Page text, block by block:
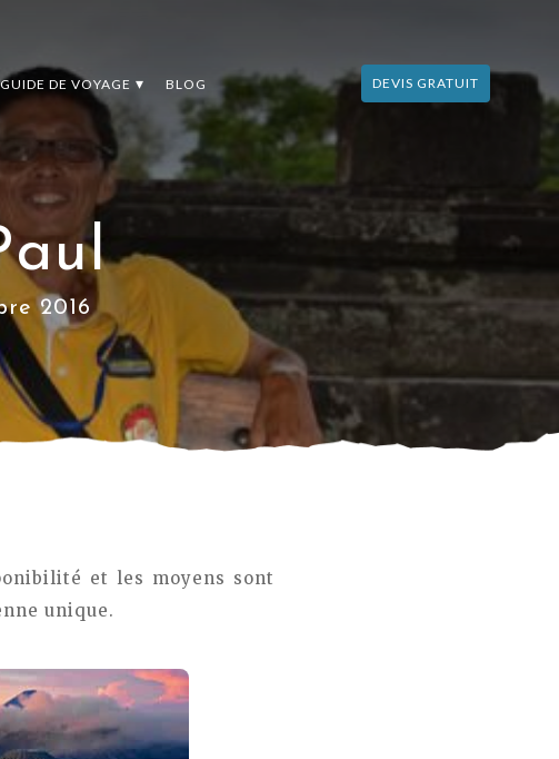
GUIDE DE VOYAGE BLOG DEVIS GRATUIT
2016
et les moyens sont
unique.